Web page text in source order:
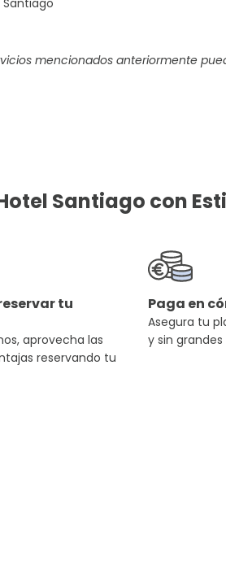
Santiago
mencionados anteriormente
Santiago con
tu
aprovecha las
reservando tu
Paga en
Asegura tu
y sin